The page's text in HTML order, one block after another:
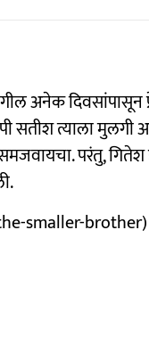
अनेक दिवसांपासून
सतीश त्याला
परंतु, गितेश
smaller-brother)